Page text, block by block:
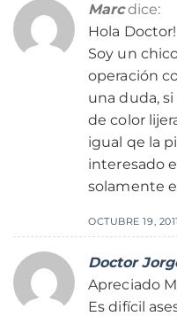
Marc dice:
Hola Doctor!
Soy un
operación
una duda,
de color
igual qe la
interesado
solamente
OCTUBRE 19,
Doctor
Apreciado
Es difícil